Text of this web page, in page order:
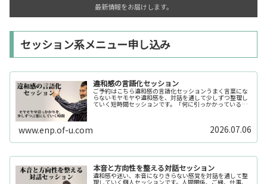
最新情報をお届けします。
セッション系メニュー申し込み
違和感の言語化セッション
ご予約はこちら違和感の言語化セッションうまく言葉にな
らないモヤモヤや違和感を、対話を通して少しずつ整理し
ていく短時間セッションです。「何に引っかかっているの
www.enp.of-u.com 2026.07.06
本音と方向性を整える対話セッション
違和感や迷い、本音になりきらない感覚を対話を通して整
理していく個人セッションです。人間関係、ご縁、仕事、